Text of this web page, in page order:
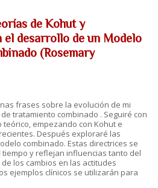
de Kohut y
el desarrollo de un Modelo
(Rosemary
frases sobre la evolución de mi
tratamiento combinado . Seguiré con
empezando con Kohut e
Después exploraré las
combinado. Estas directrices se
y reflejan influencias tanto del
los cambios en las actitudes
ejemplos clínicos se utilizarán para